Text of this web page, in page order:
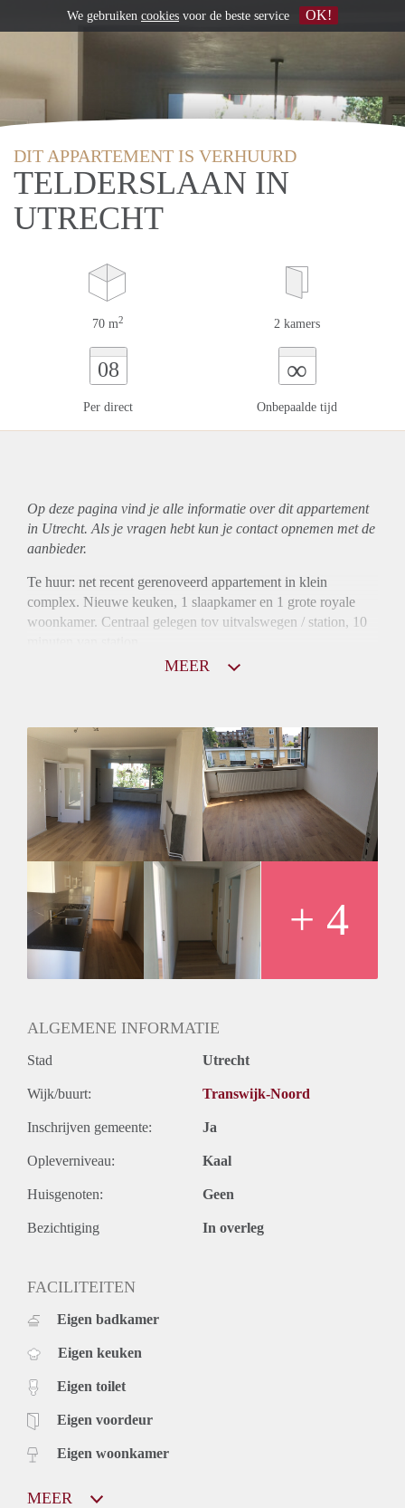
DIT APPARTEMENT IS VERHUURD
TELDERSLAAN IN
UTRECHT
70 m2 2 kamers
08
Per direct
∞
Onbepaalde tijd
Op deze pagina vind je alle informatie over ditappartement
in Utrecht. Als je vragen hebt kun je contact opnemen met de
aanbieder.
Te huur: net recent gerenoveerd appartement in klein
complex. Nieuwe keuken, 1 slaapkamer en 1 grote royale
woonkamer. Centraal gelegen tov uitvalswegen / station, 10
MEER
+ 4
ALGEMENE INFORMATIE
Stad Utrecht
Wijk/buurt: Transwijk-Noord
Inschrijven gemeente: Ja
Opleverniveau: Kaal
Huisgenoten: Geen
Bezichtiging In overleg
FACILITEITEN
Eigen badkamer
Eigen keuken
Eigen toilet
Eigen voordeur
Eigen woonkamer
MEER
We gebruiken cookies voor de beste service OK!